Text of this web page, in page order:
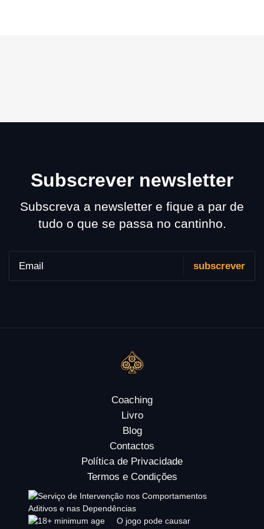
Subscrever newsletter
Subscreva a newsletter e fique a par de
tudo o que se passa no cantinho.
Coaching
Livro
Blog
Contactos
Política de Privacidade
Termos e Condições
O jogo pode causar